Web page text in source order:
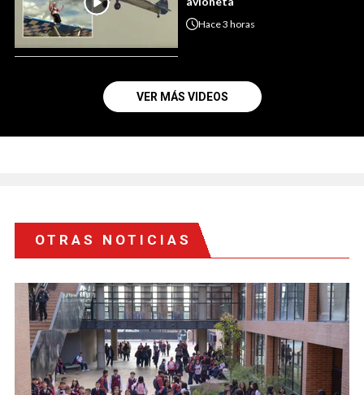
Hace3 horas
VER MÁS VIDEOS
OTRAS NOTICIAS